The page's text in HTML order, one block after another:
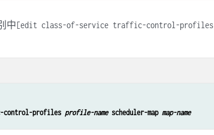
中[edit class-of-service traffic-control-profiles
control-profiles profile-name scheduler-map map-name